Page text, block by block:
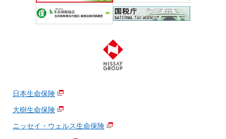
日本生命保険
大樹生命保険
ニッセイ・ウェルス生命保険